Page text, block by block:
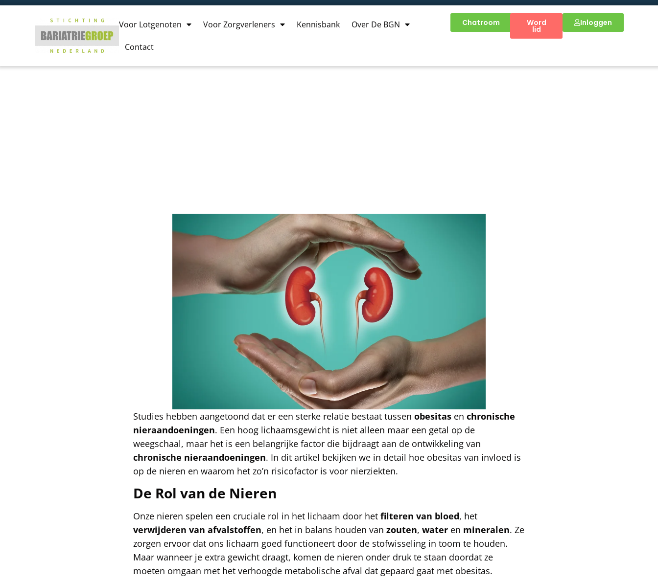
Voor Lotgenoten Voor Zorgverleners Kennisbank Over De BGN
Contact
Chatroom Word
lid
Inloggen
Studies hebben aangetoond dat er een sterke relatie bestaat tussen obesitas en chronische
nieraandoeningen. Een hoog lichaamsgewicht is niet alleen maar een getal op de
weegschaal, maar het is een belangrijke factor die bijdraagt aan de ontwikkeling van
chronische nieraandoeningen. In dit artikel bekijken we in detail hoe obesitas van invloed is
op de nieren en waarom het zo’n risicofactor is voor nierziekten.
De Rol van de Nieren
Onze nieren spelen een cruciale rol in het lichaam door het filteren van bloed, het
verwijderen van afvalstoffen, en het in balans houden van zouten, water en mineralen. Ze
zorgen ervoor dat ons lichaam goed functioneert door de stofwisseling in toom te houden.
Maar wanneer je extra gewicht draagt, komen de nieren onder druk te staan doordat ze
moeten omgaan met het verhoogde metabolische afval dat gepaard gaat met obesitas.